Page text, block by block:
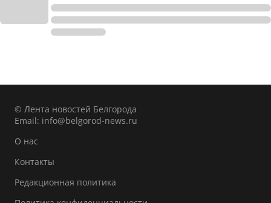
© Лента новостей Белгорода
Email: info@belgorod-news.ru
О нас
Контакты
Редакционная политика